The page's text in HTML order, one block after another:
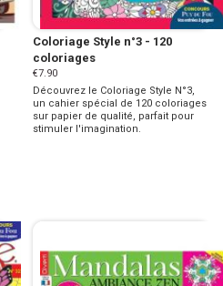
Coloriage Style n°3 - 120
coloriages
€7.90
Découvrez le Coloriage Style N°3,
un cahier spécial de 120 coloriages
sur papier de qualité, parfait pour
stimuler l'imagination.